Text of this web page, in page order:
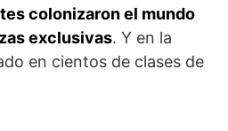
colonizaron el mundo
exclusivas. Y en la
en cientos de clases de